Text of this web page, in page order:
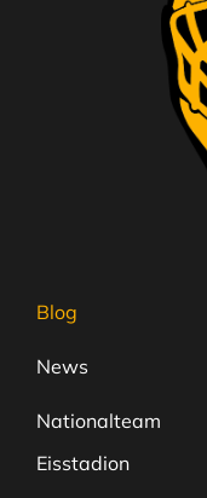
Blog
News
Nationalteam
Eisstadion